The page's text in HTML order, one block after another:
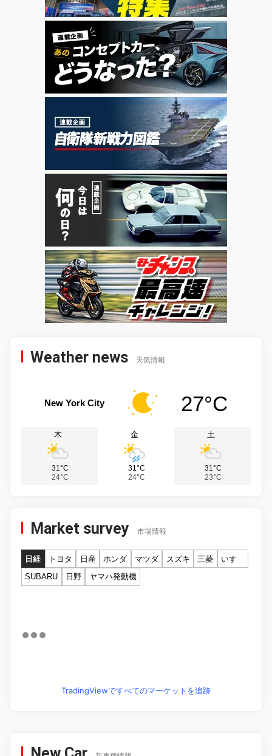
Weather news 天気情報
New York City 27°C
木
31°C
24°C
金
31°C
24°C
土
31°C
23°C
Market survey 市場情報
日経 トヨタ 日産 ホンダ マツダ スズキ 三菱
いすゞ
SUBARU
日野 ヤマハ発動機
TradingViewですべてのマーケットを追跡